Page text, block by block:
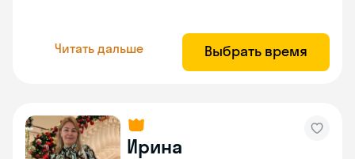
Читать дальше Выбрать время
Ирина